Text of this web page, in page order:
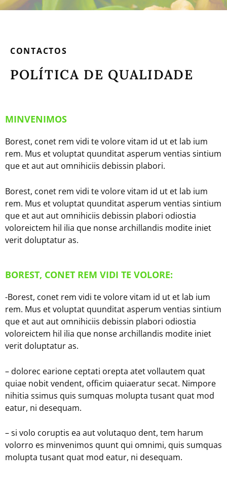
CONTACTOS
POLÍTICA DE QUALIDADE
MINVENIMOS
Borest, conet rem vidi te volore vitam id ut et lab ium
rem. Mus et voluptat quunditat asperum ventias sintium
que et aut aut omnihiciis debissin plabori.
Borest, conet rem vidi te volore vitam id ut et lab ium
rem. Mus et voluptat quunditat asperum ventias sintium
que et aut aut omnihiciis debissin plabori odiostia
voloreictem hil ilia que nonse archillandis modite iniet
verit doluptatur as.
BOREST, CONET REM VIDI TE VOLORE:
-Borest, conet rem vidi te volore vitam id ut et lab ium
rem. Mus et voluptat quunditat asperum ventias sintium
que et aut aut omnihiciis debissin plabori odiostia
voloreictem hil ilia que nonse archillandis modite iniet
verit doluptatur as.
– dolorec earione ceptati orepta atet vollautem quat
quiae nobit vendent, officim quiaeratur secat. Nimpore
nihitia ssimus quis sumquas molupta tusant quat mod
eatur, ni desequam.
– si volo coruptis ea aut volutaquo dent, tem harum
volorro es minvenimos quunt qui omnimi, quis sumquas
molupta tusant quat mod eatur, ni desequam.